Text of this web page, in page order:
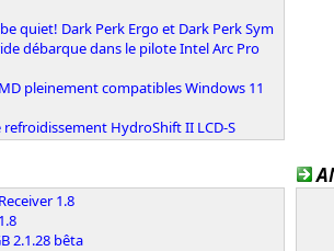
quiet! Dark Perk Ergo et Dark Perk Sym
débarque dans le pilote Intel Arc Pro
pleinement compatibles Windows 11
HydroShift II LCD-S
1.8
2.1.28 bêta